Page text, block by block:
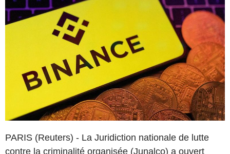
PARIS (Reuters) - La Juridiction nationale de lutte
contre la criminalité organisée (Junalco) a ouvert